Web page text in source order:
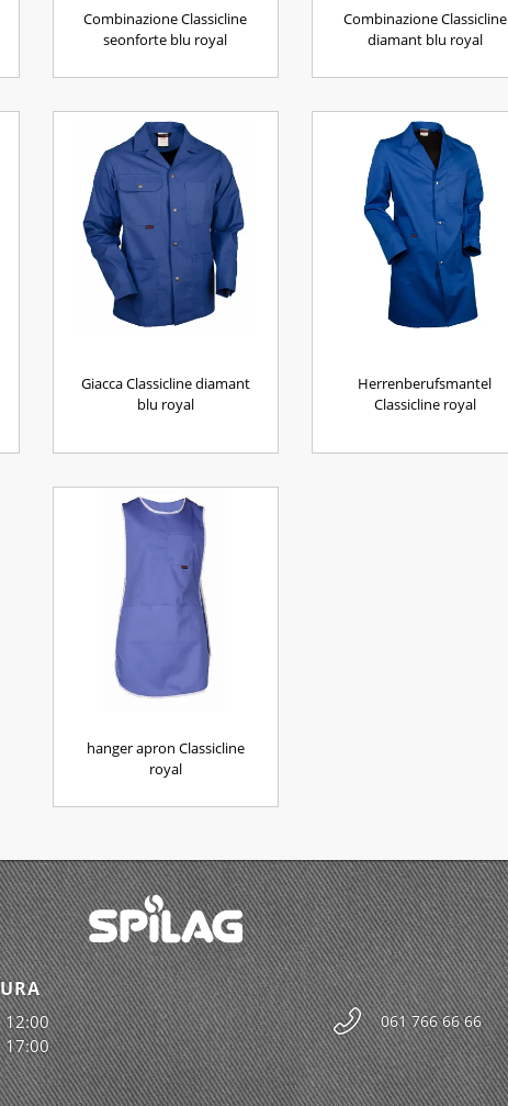
Combinazione Classicline
seonforte blu royal
Combinazione Classicline
diamant blu royal
Giacca Classicline diamant
blu royal
Herrenberufsmantel
Classicline royal
hanger apron Classicline
royal
12:00
17:00
061 766 66 66